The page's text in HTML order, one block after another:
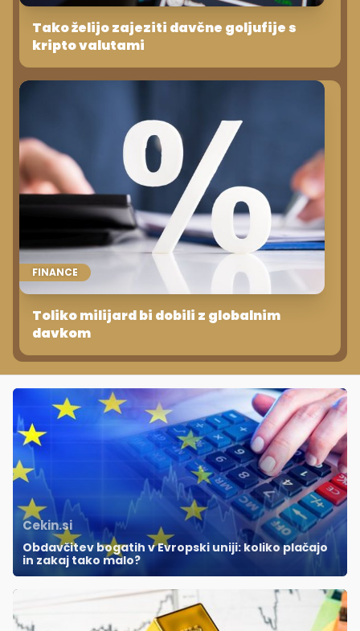
Tako želijo zajeziti davčne goljufije s
kripto valutami
FINANCE
Toliko milijard bi dobili z globalnim
davkom
Cekin.si
Obdavčitev bogatih v Evropski uniji: koliko plačajo
in zakaj tako malo?